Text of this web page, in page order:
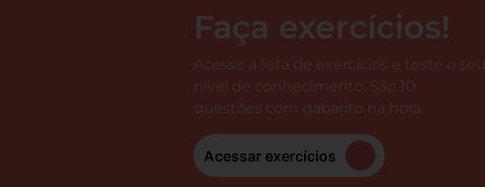
Faça exercícios!
Acesse a lista de exercícios e teste o seu
nível de conhecimento. São 10
questões com gabarito na hora.
Acessar exercícios